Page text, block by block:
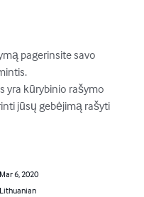
pagerinsite savo
yra kūrybinio rašymo
jūsų gebėjimą rašyti
Mar 6, 2020
Lithuanian